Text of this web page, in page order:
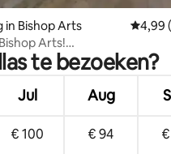
van 5 op 5, 3
in Bishop Arts
4,99
Arts!
Winkelen!
te bezoeken?
Jul Aug
€ 100 € 94